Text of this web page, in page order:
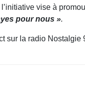
l’initiative vise à
pour nous ».
sur la radio